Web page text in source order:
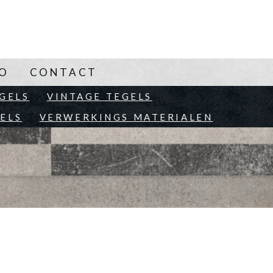
VINTAGE TEGELS
VERWERKINGS MATERIALEN
CONTACT